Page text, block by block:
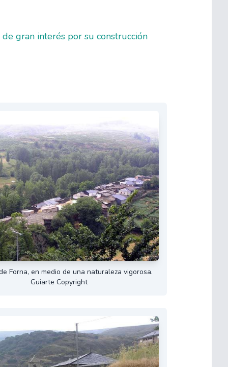
gran interés por su construcción
Forna, en medio de una naturaleza vigorosa.
Guiarte Copyright